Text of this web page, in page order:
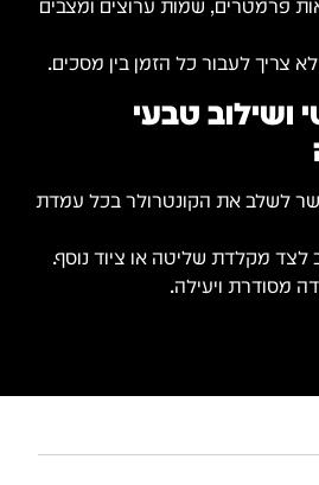
פרמטרים, שמות ערוצים ומצבים
לעבור כל הזמן בין מסכים.
ושילוב טבעי
לשלב את הקונטרולר בכל עמדת
מקלדת שליטה או ציוד נוסף.
מסודרת ויעילה.